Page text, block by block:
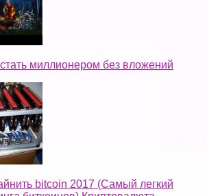
миллионером без вложений
bitcoin 2017 (Самый легкий